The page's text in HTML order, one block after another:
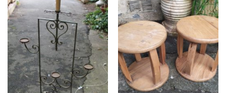
RUPTURE DE STOCK RUPTURE DE STOCK